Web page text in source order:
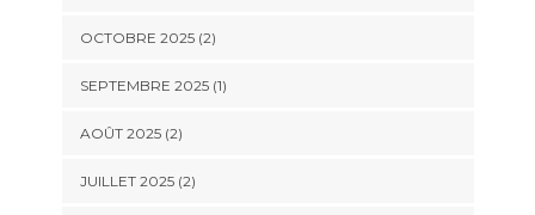
OCTOBRE 2025(2)
SEPTEMBRE 2025(1)
AOÛT 2025(2)
JUILLET 2025(2)